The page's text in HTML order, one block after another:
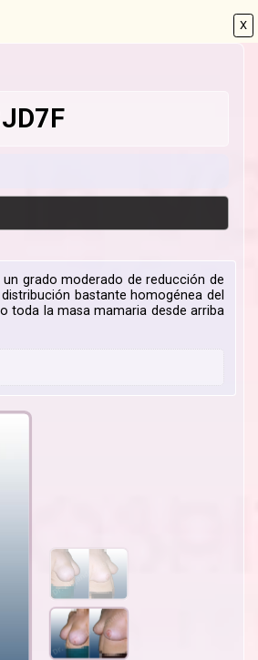
X
grado moderado de reducción de
bastante homogénea del
toda la masa mamaria desde arriba